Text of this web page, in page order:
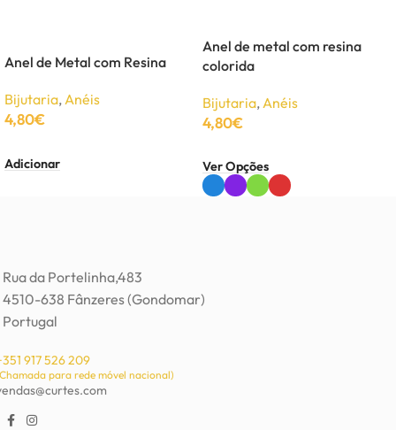
Anel de Metal com Resina
Bijutaria,Anéis
4,80€
Adicionar
Anel de metal com resina
colorida
Bijutaria,Anéis
4,80€
Ver Opções
Rua da Portelinha,483
4510-638 Fânzeres (Gondomar)
Portugal
917 526 209
para rede móvel nacional)